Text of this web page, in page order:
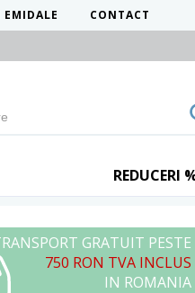
EMIDALE CONTACT
REDUCERI
GRATUIT PESTE
750 RON TVA INCLUS
IN ROMANIA